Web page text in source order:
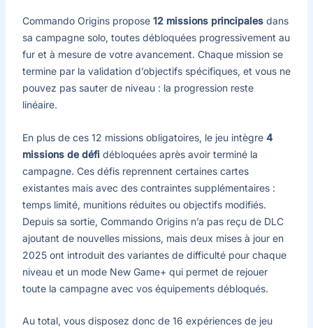
Commando Origins propose 12 missions principalesdans
sa campagne solo, toutes débloquées progressivement au
fur et à mesure de votre avancement. Chaque mission se
termine par la validation d’objectifs spécifiques, et vous ne
pouvez pas sauter de niveau : la progression reste
linéaire.
En plus de ces 12 missions obligatoires, le jeu intègre 4
missions de défidébloquées après avoir terminé la
campagne. Ces défis reprennent certaines cartes
existantes mais avec des contraintes supplémentaires :
temps limité, munitions réduites ou objectifs modifiés.
Depuis sa sortie, Commando Origins n’a pas reçu de DLC
ajoutant de nouvelles missions, mais deux mises à jour en
2025 ont introduit des variantes de difficulté pour chaque
niveau et un mode New Game+ qui permet de rejouer
toute la campagne avec vos équipements débloqués.
Au total, vous disposez donc de 16 expériences de jeu